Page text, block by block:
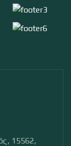
15562,